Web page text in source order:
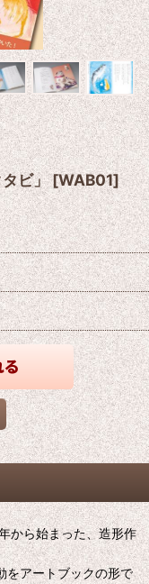
ビ」[WAB01]
から始まった、造形作
をアートブックの形で